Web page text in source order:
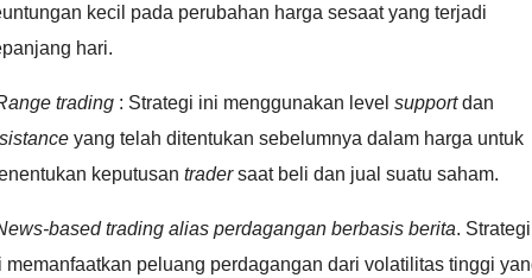
kecil pada perubahan harga sesaat yang terjadi
hari.
trading : Strategi ini menggunakan level supportdan
yang telah ditentukan sebelumnya dalam harga untuk
keputusan tradersaat beli dan jual suatu saham.
based trading alias perdagangan berbasis berita. Strategi
memanfaatkan peluang perdagangan dari volatilitas tinggi